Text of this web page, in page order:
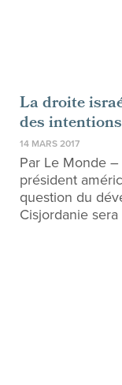
La droite
des
14 MARS 2017
Par Le Monde –
président
question du
Cisjordanie sera